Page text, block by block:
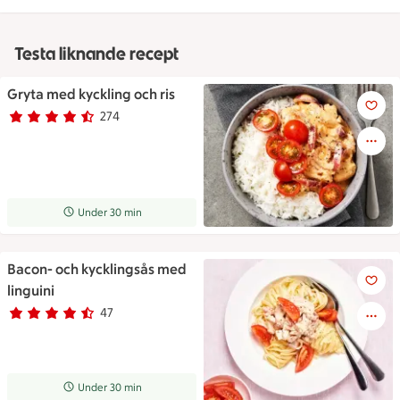
Testa liknande recept
Gryta med kyckling och ris
Betyg 4.1 av 5. 274
274 personer har röstat
Receptet tar Under 30 min att tillaga
Under 30 min
Gryta med kyckling och ris
Bacon- och kycklingsås med
linguini
Betyg 4.2 av 5. 47
47 personer har röstat
Receptet tar Under 30 min att tillaga
Under 30 min
Bacon- och kycklingsås med